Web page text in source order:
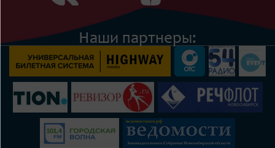
Наши партнеры: